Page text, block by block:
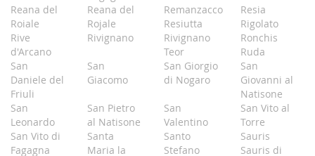
Reana del
Roiale
Reana del
Rojale
Remanzacco
Resia
Resiutta
Rigolato
Rive
d'Arcano
Rivignano
Rivignano
Teor
Ronchis
Ruda
San
Daniele del
Friuli
San
Giacomo
San Giorgio
di Nogaro
San
Giovanni al
Natisone
San
Leonardo
San Pietro
al Natisone
San
Valentino
San Vito al
Torre
San Vito di
Fagagna
Santa
Maria la
Santo
Stefano
Sauris
Sauris di